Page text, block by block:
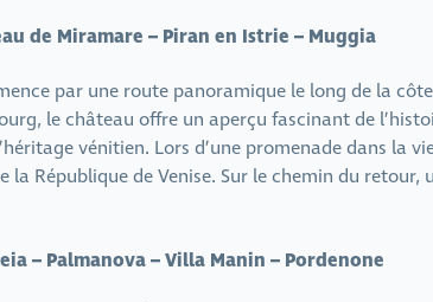
de Miramare – Piran en Istrie – Muggia
par une route panoramique le long de la
le château offre un aperçu fascinant de
vénitien. Lors d’une promenade dans la
la République de Venise. Sur le chemin du
– Palmanova – Villa Manin – Pordenone